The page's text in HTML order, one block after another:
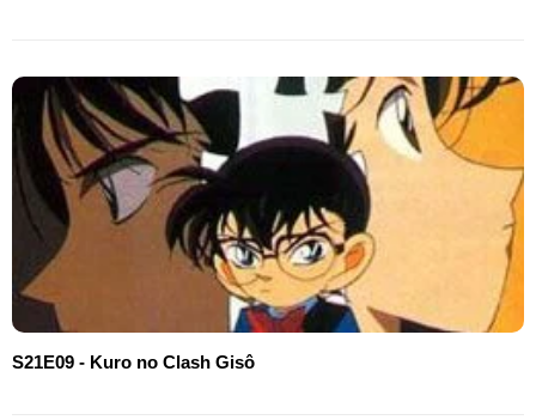
S21E09 - Kuro no Clash Gisô